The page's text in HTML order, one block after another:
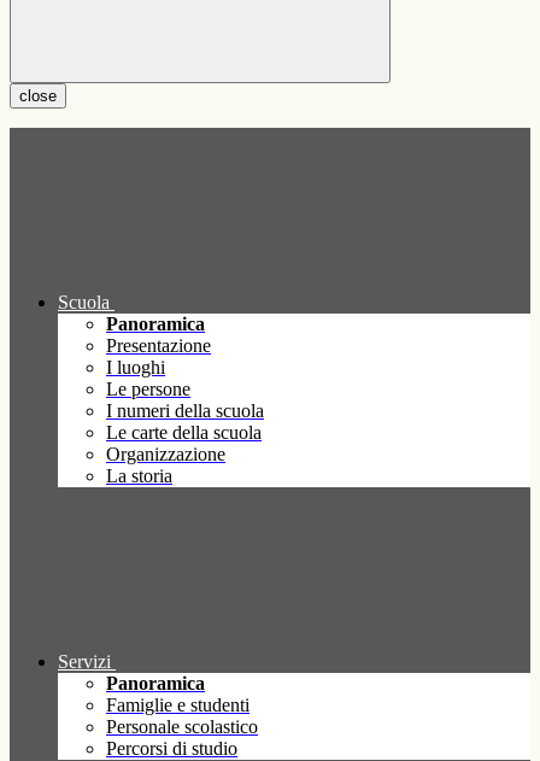
close
Scuola
Panoramica
Presentazione
I luoghi
Le persone
I numeri della scuola
Le carte della scuola
Organizzazione
La storia
Servizi
Panoramica
Famiglie e studenti
Personale scolastico
Percorsi di studio